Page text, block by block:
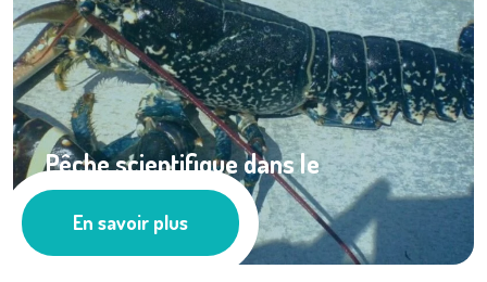
Pêche scientifique dans le
cantonnement de ...
Actualités
En savoir plus